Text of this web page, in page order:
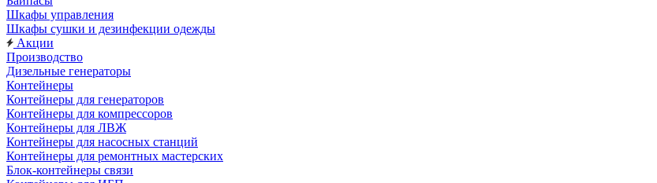
Шкафы управления
Шкафы сушки и дезинфекции одежды
Акции
Производство
Дизельные генераторы
Контейнеры
Контейнеры для генераторов
Контейнеры для компрессоров
Контейнеры для ЛВЖ
Контейнеры для насосных станций
Контейнеры для ремонтных мастерских
Блок-контейнеры связи